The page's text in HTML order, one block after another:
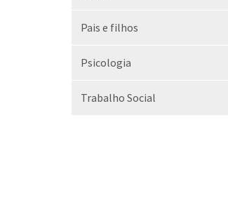
Pais e filhos
Psicologia
Trabalho Social